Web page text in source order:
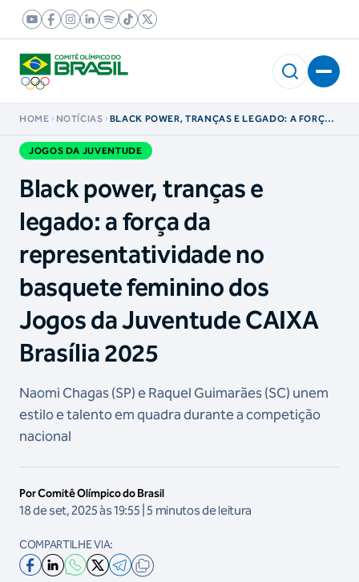
HOME NOTÍCIAS
BLACK POWER, TRANÇAS E LEGADO: A FORÇA
FEMININO DOS JOGOS DA JUVENTUDE CAIXA
BRASÍLIA 2025
JOGOS DA JUVENTUDE
Black power, tranças e
legado: a força da
representatividade no
basquete feminino dos
Jogos da Juventude CAIXA
Brasília 2025
Naomi Chagas (SP) e Raquel Guimarães (SC) unem
estilo e talento em quadra durante a competição
nacional
Por Comitê Olímpico do Brasil
18 de set, 2025 às 19:55 | 5 minutos de leitura
COMPARTILHE VIA: